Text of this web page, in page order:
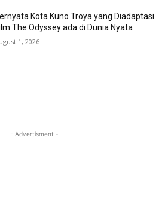
Kota Kuno Troya yang Diadaptasi
The Odyssey ada di Dunia Nyata
1, 2026
- Advertisment -